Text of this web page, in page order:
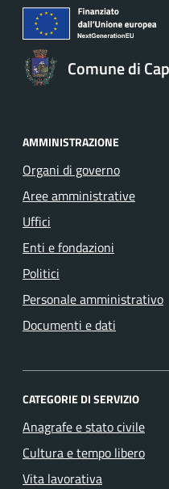
Comune di
AMMINISTRAZIONE
Organi di governo
Aree amministrative
Uffici
Enti e fondazioni
Politici
Personale amministrativo
Documenti e dati
CATEGORIE DI SERVIZIO
Anagrafe e stato civile
Cultura e tempo libero
Vita lavorativa